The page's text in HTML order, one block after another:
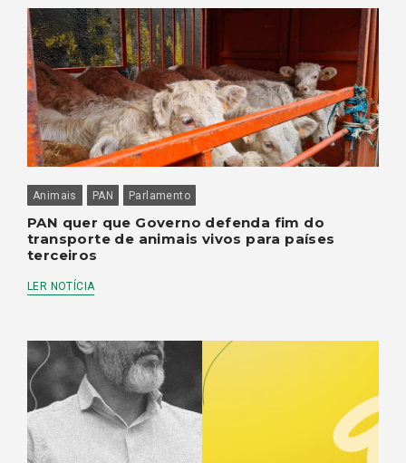
Animais PAN Parlamento
PAN quer que Governo defenda fim do
transporte de animais vivos para países
terceiros
LER NOTÍCIA